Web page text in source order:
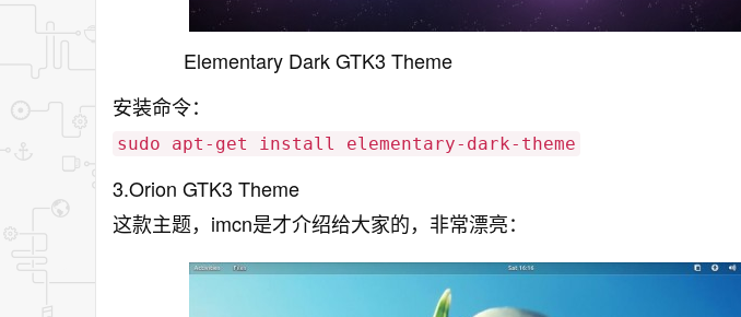
Elementary Dark GTK3 Theme
安装命令：
sudo apt-get install elementary-dark-theme
3.Orion GTK3 Theme
这款主题，imcn是才介绍给大家的，非常漂亮：